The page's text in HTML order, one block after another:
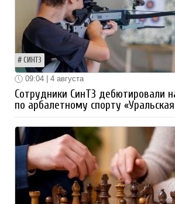
СИНТЗ
09:04 | 4 августа
Сотрудники СинТЗ дебютировали
по арбалетному спорту